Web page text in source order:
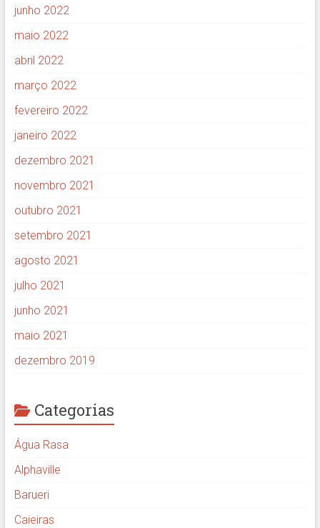
junho 2022
maio 2022
abril 2022
março 2022
fevereiro 2022
janeiro 2022
dezembro 2021
novembro 2021
outubro 2021
setembro 2021
agosto 2021
julho 2021
junho 2021
maio 2021
dezembro 2019
Categorias
Água Rasa
Alphaville
Barueri
Caieiras